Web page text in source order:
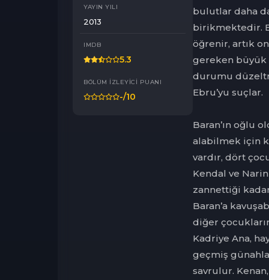
YAYIN YILI
2013
IMDB
5.3
BÖLÜM İZLEYICI PUANI
-/10
bulutlar daha
birikmektedir.
öğrenir, artık
gereken büyük
durumu
Ebru’yu suçlar.
Baran’ın oğlu
alabilmek için
vardır, dört
Kendal ve
zannettiği
Baran’a
diğer
Kadriye Ana,
geçmiş
savrulur.